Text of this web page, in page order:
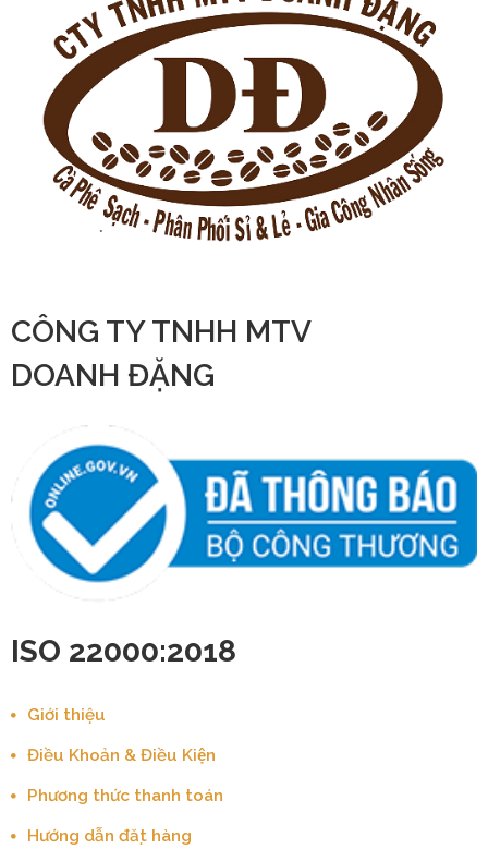
CÔNG TY TNHH MTV
DOANH ĐẶNG
ISO 22000:2018
Giới thiệu
Điều Khoản & Điều Kiện
Phương thức thanh toán
Hướng dẫn đặt hàng